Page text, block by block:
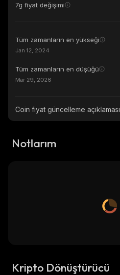
7g fiyat değişimi
Tüm zamanların en yükseği
Jan 12, 2024
Tüm zamanların en düşüğü
Mar 29, 2026
Coin fiyat güncelleme açıklaması
Notlarım
Kripto Dönüştürücü